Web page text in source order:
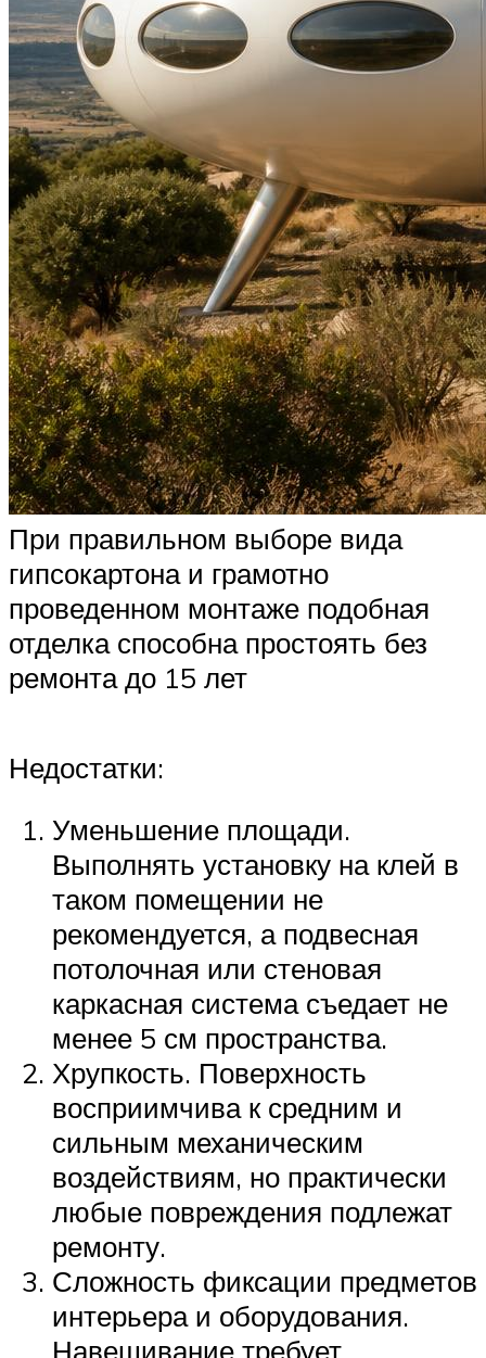
При правильном выборе вида
гипсокартона и грамотно
проведенном монтаже подобная
отделка способна простоять без
ремонта до 15 лет
Недостатки:
Уменьшение площади.
Выполнять установку на клей в
таком помещении не
рекомендуется, а подвесная
потолочная или стеновая
каркасная система съедает не
менее 5 см пространства.
Хрупкость. Поверхность
восприимчива к средним и
сильным механическим
воздействиям, но практически
любые повреждения подлежат
ремонту.
Сложность фиксации предметов
интерьера и оборудования.
Навешивание требует